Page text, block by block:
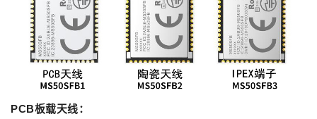
PCB板载天线：